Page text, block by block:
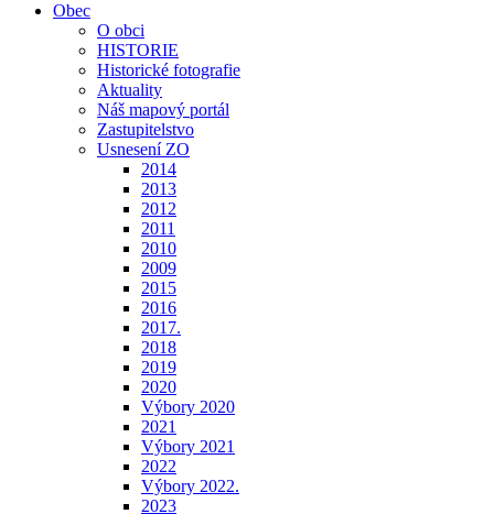
Obec
O obci
HISTORIE
Historické fotografie
Aktuality
Náš mapový portál
Zastupitelstvo
Usnesení ZO
2014
2013
2012
2011
2010
2009
2015
2016
2017.
2018
2019
2020
Výbory 2020
2021
Výbory 2021
2022
Výbory 2022.
2023